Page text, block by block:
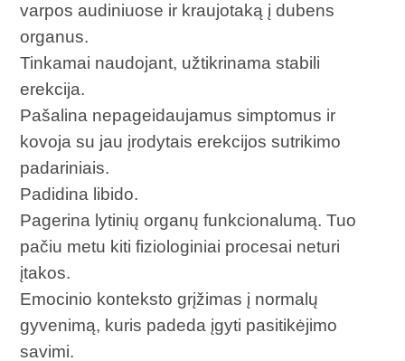
varpos audiniuose ir kraujotaką į dubens
organus.
Tinkamai naudojant, užtikrinama stabili
erekcija.
Pašalina nepageidaujamus simptomus ir
kovoja su jau įrodytais erekcijos sutrikimo
padariniais.
Padidina libido.
Pagerina lytinių organų funkcionalumą. Tuo
pačiu metu kiti fiziologiniai procesai neturi
įtakos.
Emocinio konteksto grįžimas į normalų
gyvenimą, kuris padeda įgyti pasitikėjimo
savimi.